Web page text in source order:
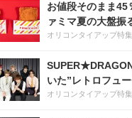
お値段そのまま45
ァミマ夏の大盤振
オリコンタイアップ特集
いた”レトロフュ
オリコンタイアップ特集